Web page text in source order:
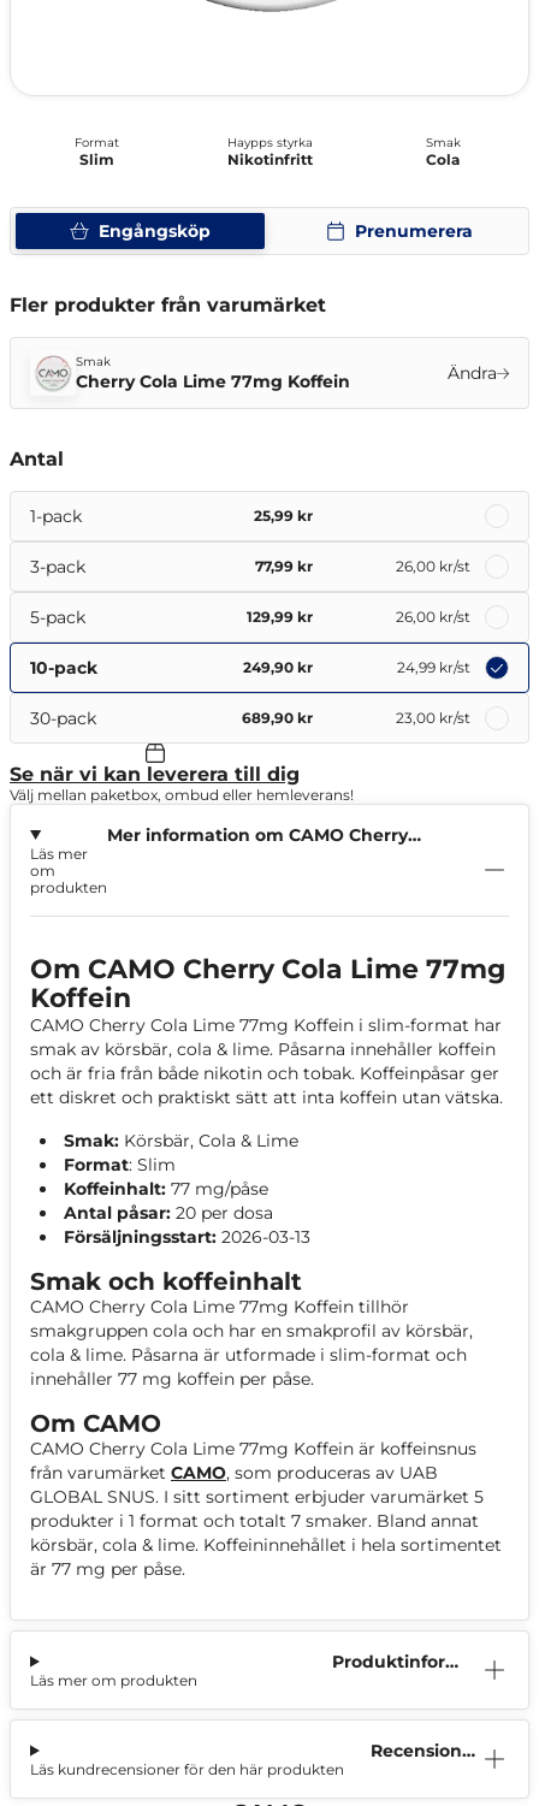
Engångsköp Prenumerera
Format
Slim
Haypps styrka
Nikotinfritt
Smak
Cola
Fler produkter från varumärket
Smak
Cherry Cola Lime 77mg Koffein Ändra
Antal
1-pack 25,99 kr
3-pack 77,99 kr 26,00 kr/st
5-pack 129,99 kr 26,00 kr/st
10-pack 249,90 kr 24,99 kr/st
30-pack 689,90 kr 23,00 kr/st
Se när vi kan leverera till dig
Välj mellan paketbox, ombud eller hemleverans!
Mer information om CAMO Cherry
Läs mer
om
produkten
Om CAMO Cherry Cola Lime 77mg
Koffein
CAMO Cherry Cola Lime 77mg Koffein i slim-format har
smak av körsbär, cola & lime. Påsarna innehåller koffein
och är fria från både nikotin och tobak. Koffeinpåsar ger
ett diskret och praktiskt sätt att inta koffein utan vätska.
Smak: Körsbär, Cola & Lime
Format: Slim
Koffeinhalt: 77 mg/påse
Antal påsar: 20 per dosa
Försäljningsstart: 2026-03-13
Smak och koffeinhalt
CAMO Cherry Cola Lime 77mg Koffein tillhör
smakgruppen cola och har en smakprofil av körsbär,
cola & lime. Påsarna är utformade i slim-format och
innehåller 77 mg koffein per påse.
Om CAMO
CAMO Cherry Cola Lime 77mg Koffein är koffeinsnus
från varumärket CAMO, som produceras av UAB
GLOBAL SNUS. I sitt sortiment erbjuder varumärket 5
produkter i 1 format och totalt 7 smaker. Bland annat
körsbär, cola & lime. Koffeininnehållet i hela sortimentet
är 77 mg per påse.
Produktinform
Läs mer om produkten
Recensioner
Läs kundrecensioner för den här produkten